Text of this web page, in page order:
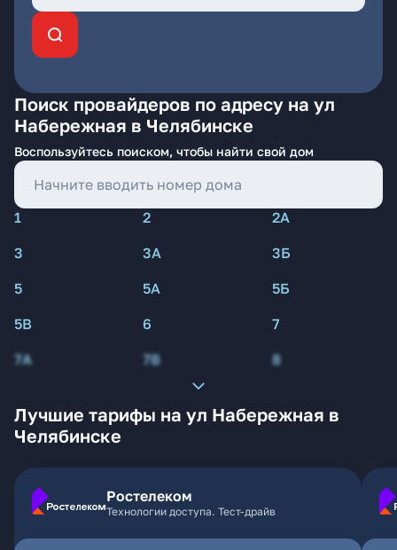
Поиск провайдеров по адресу на ул
Набережная в Челябинске
Воспользуйтесь поиском, чтобы найти свой дом
1 2
2А
3
3А
3Б
5
5А
5Б
5В
6
7
7А
7В 8
Лучшие тарифы на ул Набережная в
Челябинске
Ростелеком
Технологии доступа. Тест-драйв